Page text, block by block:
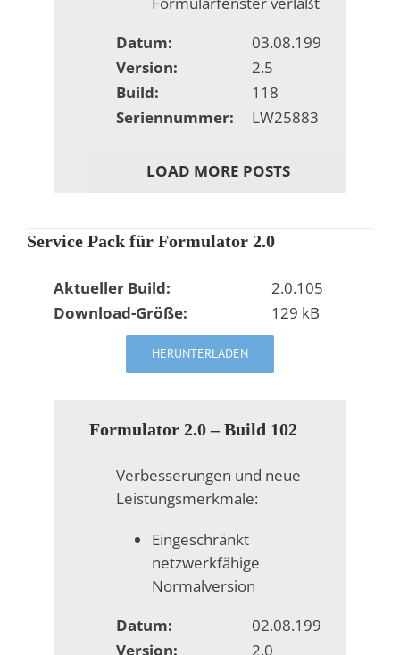
Datum:
03.08.1998
Version:
2.5
Build:
118
Seriennummer:
LW25883
LOAD MORE POSTS
Service Pack für Formulator 2.0
Aktueller Build:
2.0.105
Download-Größe:
129 kB
HERUNTERLADEN
Formulator 2.0 – Build 102
Verbesserungen und neue
Leistungsmerkmale:
Eingeschränkt
netzwerkfähige
Normalversion
Datum:
02.08.1996
Version:
2.0